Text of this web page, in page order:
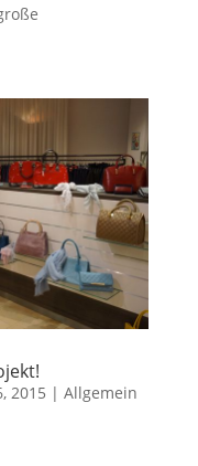
2015 | Allgemein